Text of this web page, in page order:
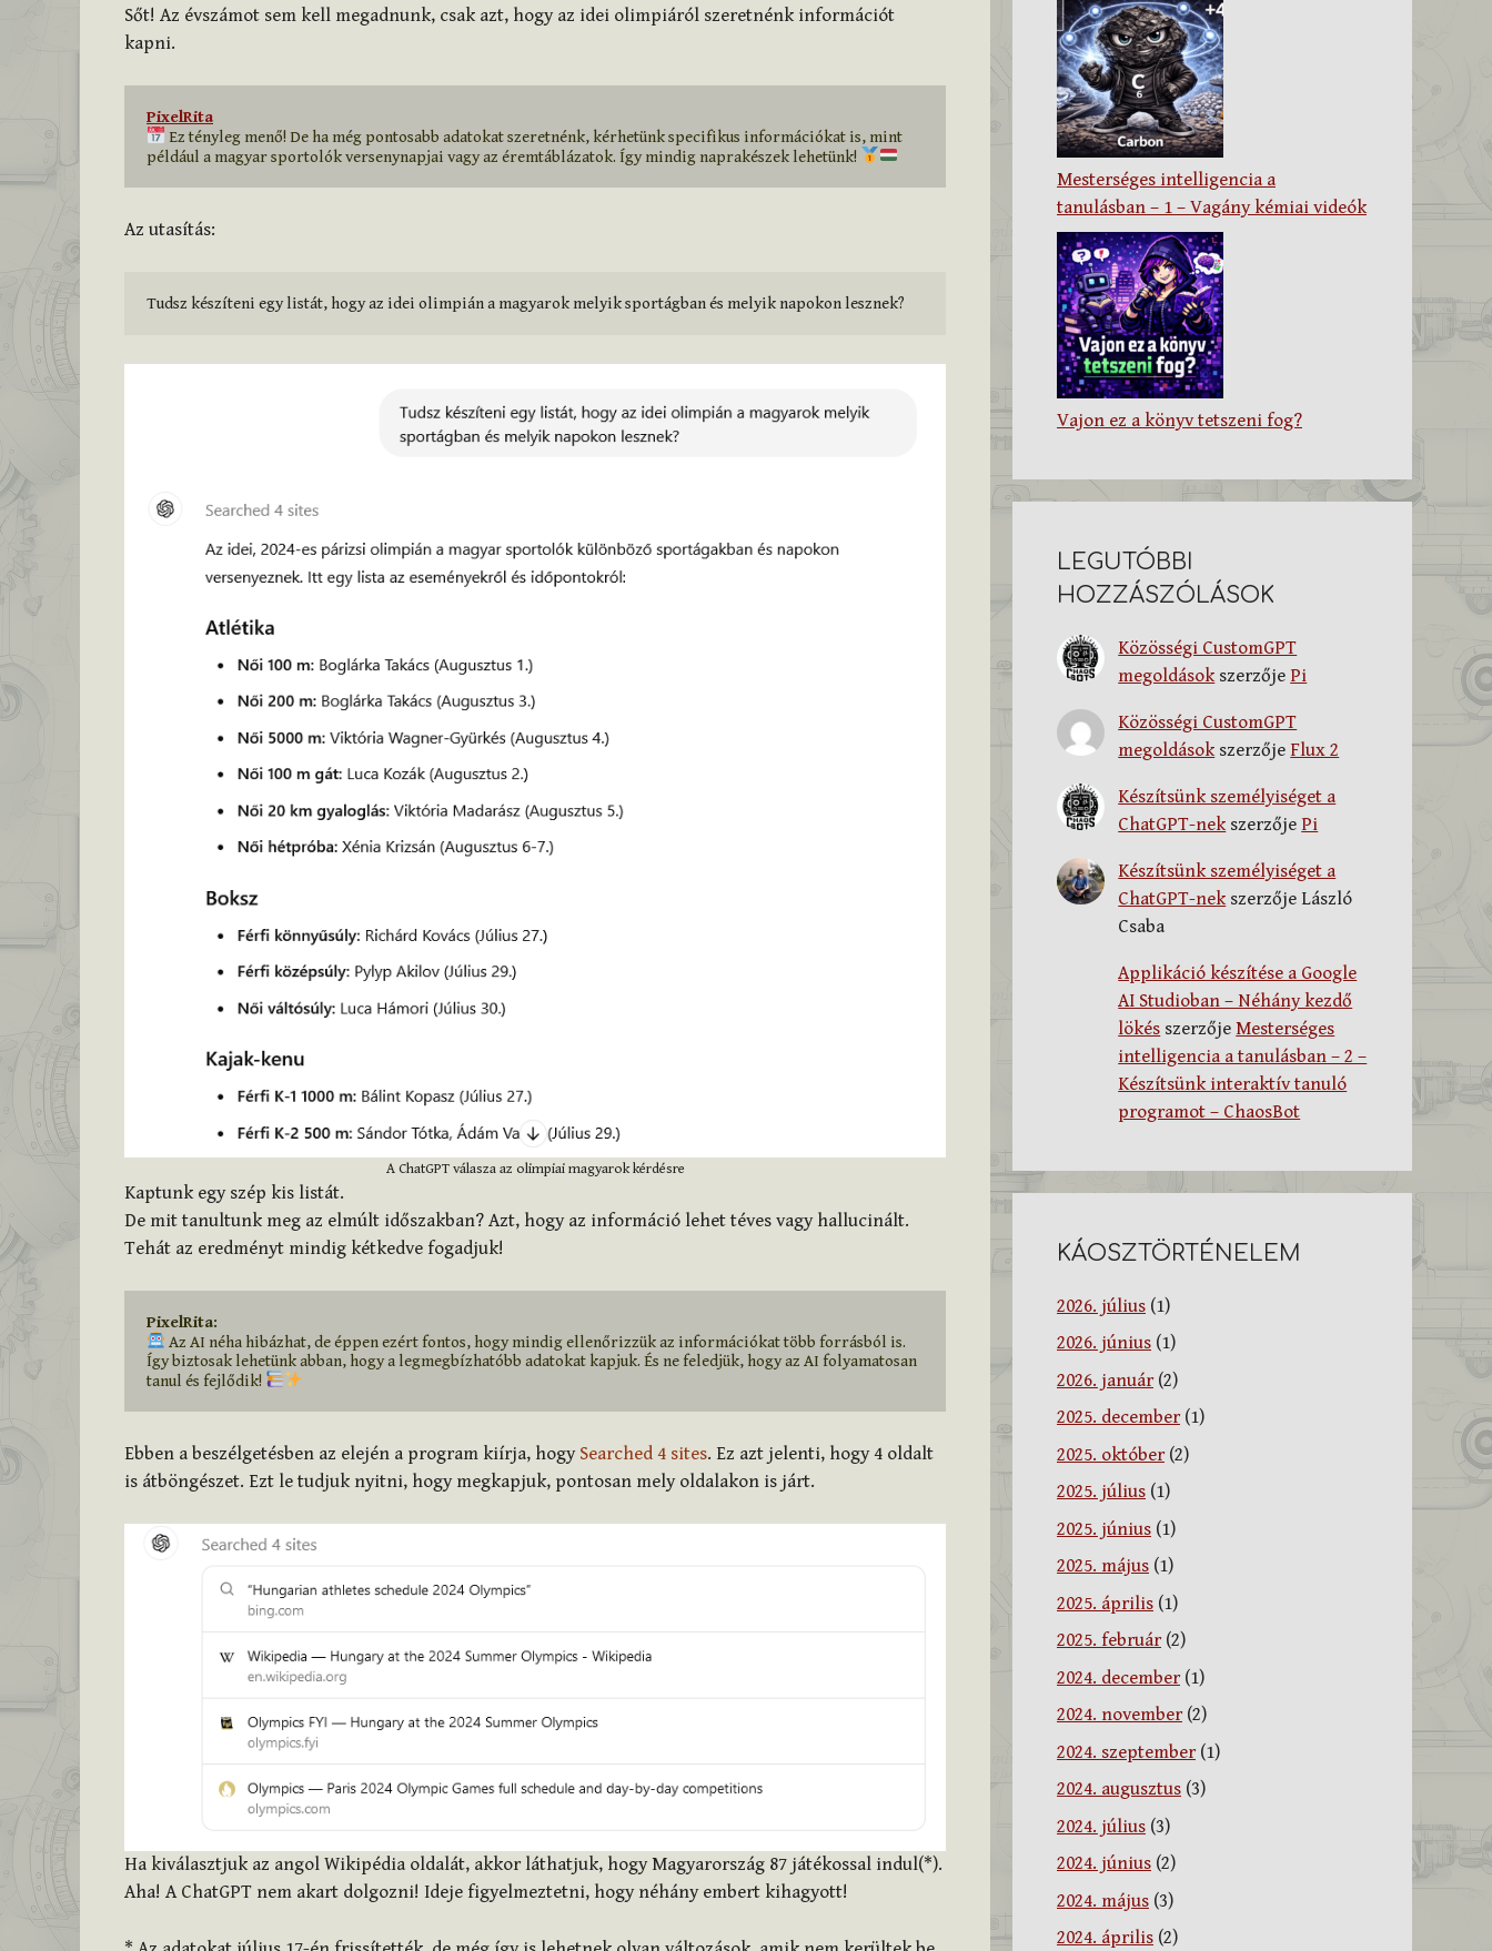
Sőt! Az évszámot sem kell megadnunk, csak azt, hogy az idei olimpiáról szeretnénk információt
kapni.
PixelRita
Ez tényleg menő! De ha még pontosabb adatokat szeretnénk, kérhetünk specifikus információkat is, mint
például a magyar sportolók versenynapjai vagy az éremtáblázatok. Így mindig naprakészek lehetünk!
Az utasítás:
Tudsz készíteni egy listát, hogy az idei olimpián a magyarok melyik sportágban és melyik napokon lesznek?
A ChatGPT válasza az olimpiai magyarok kérdésre
Kaptunk egy szép kis listát.
De mit tanultunk meg az elmúlt időszakban? Azt, hogy az információ lehet téves vagy hallucinált.
Tehát az eredményt mindig kétkedve fogadjuk!
PixelRita:
Az AI néha hibázhat, de éppen ezért fontos, hogy mindig ellenőrizzük az információkat több forrásból is.
Így biztosak lehetünk abban, hogy a legmegbízhatóbb adatokat kapjuk. És ne feledjük, hogy az AI folyamatosan
tanul és fejlődik!
Ebben a beszélgetésben az elején a program kiírja, hogy Searched 4 sites. Ez azt jelenti, hogy 4 oldalt
is átböngészet. Ezt le tudjuk nyitni, hogy megkapjuk, pontosan mely oldalakon is járt.
Ha kiválasztjuk az angol Wikipédia oldalát, akkor láthatjuk, hogy Magyarország 87 játékossal indul(*).
Aha! A ChatGPT nem akart dolgozni! Ideje figyelmeztetni, hogy néhány embert kihagyott!
Mesterséges intelligencia a
tanulásban – 1 – Vagány kémiai videók
Vajon ez a könyv tetszeni fog?
LEGUTÓBBI
HOZZÁSZÓLÁSOK
Közösségi CustomGPT
megoldásokszerzője Pi
Közösségi CustomGPT
megoldásokszerzője Flux 2
Készítsünk személyiséget a
ChatGPT-nekszerzője Pi
Készítsünk személyiséget a
ChatGPT-nekszerzője László
Csaba
Applikáció készítése a Google
AI Studioban – Néhány kezdő
lökés szerzőjeMesterséges
intelligencia a tanulásban – 2 –
Készítsünk interaktív tanuló
programot – ChaosBot
KÁOSZTÖRTÉNELEM
2026. július (1)
2026. június (1)
2026. január(2)
2025. december(1)
2025. október(2)
2025. július (1)
2025. június (1)
2025. május (1)
2025. április (1)
2025. február(2)
2024. december(1)
2024. november(2)
2024. szeptember(1)
2024. augusztus (3)
2024. július (3)
2024. június (2)
2024. május (3)
2024. április (2)